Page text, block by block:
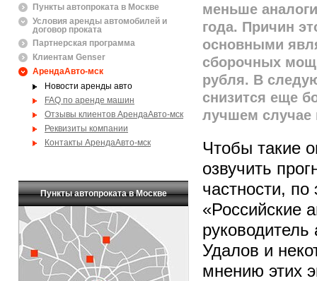
Пункты автопроката в Москве
Условия аренды автомобилей и
договор проката
Партнерская программа
Клиентам Genser
АрендаАвто-мск
Новости аренды авто
FAQ по аренде машин
Отзывы клиентов АрендаАвто-мск
Реквизиты компании
Контакты АрендаАвто-мск
Пункты автопроката в Москве
меньше
года. Причин
основными
сборочных
рубля. В
снизится еще
лучшем случае
Чтобы такие
озвучить
частности,
«Российские
руководитель
Удалов и
мнению этих